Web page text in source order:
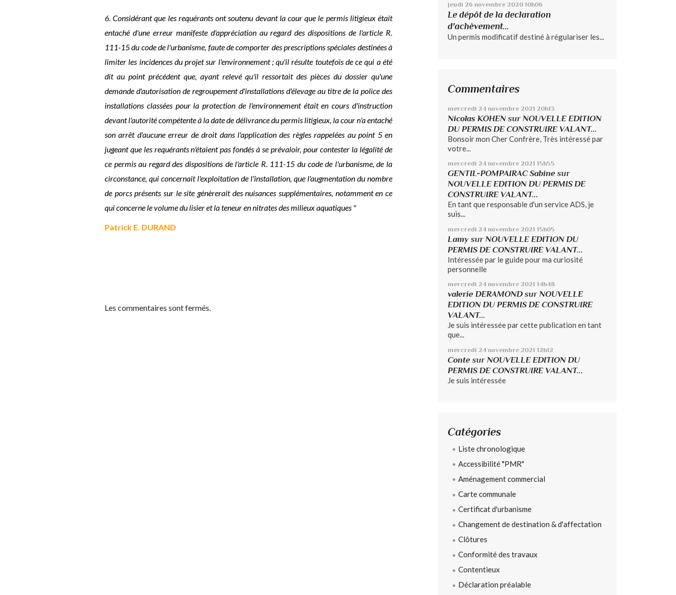
6. Considérant que les requérants ont soutenu devant la cour que le permis litigieux était
entaché d'une erreur manifeste d'appréciation au regard des dispositions de l'article R.
111-15 du code de l'urbanisme, faute de comporter des prescriptions spéciales destinées à
limiter les incidences du projet sur l'environnement ; qu'il résulte toutefois de ce qui a été
dit au point précédent que, ayant relevé qu'il ressortait des pièces du dossier qu'une
demande d'autorisation de regroupement d'installations d'élevage au titre de la police des
installations classées pour la protection de l'environnement était en cours d'instruction
devant l'autorité compétente à la date de délivrance du permis litigieux, la cour n'a entaché
son arrêt d'aucune erreur de droit dans l'application des règles rappelées au point 5 en
jugeant que les requérants n'étaient pas fondés à se prévaloir, pour contester la légalité de
ce permis au regard des dispositions de l'article R. 111-15 du code de l'urbanisme, de la
circonstance, qui concernait l'exploitation de l'installation, que l'augmentation du nombre
de porcs présents sur le site génèrerait des nuisances supplémentaires, notamment en ce
qui concerne le volume du lisier et la teneur en nitrates des milieux aquatiques "
Patrick E. DURAND
Les commentaires sont fermés.
jeudi 26 novembre 2020 10h06
Le dépôt de la declaration
d'achèvement...
Un permis modificatif destiné à régulariser les...
Commentaires
mercredi 24 novembre 2021 20h13
Nicolas KOHEN sur NOUVELLE EDITION
DU PERMIS DE CONSTRUIRE VALANT...
Bonsoir mon Cher Confrère, Très intéressé par
votre...
mercredi 24 novembre 2021 15h55
GENTIL-POMPAIRAC Sabine sur
NOUVELLE EDITION DU PERMIS DE
CONSTRUIRE VALANT...
En tant que responsable d'un service ADS, je
suis...
mercredi 24 novembre 2021 15h05
Lamy sur NOUVELLE EDITION DU
PERMIS DE CONSTRUIRE VALANT...
Intéressée par le guide pour ma curiosité
personnelle
mercredi 24 novembre 2021 14h48
valerie DERAMOND sur NOUVELLE
EDITION DU PERMIS DE CONSTRUIRE
VALANT...
Je suis intéressée par cette publication en tant
que...
mercredi 24 novembre 2021 12h12
Conte sur NOUVELLE EDITION DU
PERMIS DE CONSTRUIRE VALANT...
Je suis intéressée
Catégories
Liste chronologique
Accessibilité "PMR"
Aménagement commercial
Carte communale
Certificat d'urbanisme
Changement de destination & d'affectation
Clôtures
Conformité des travaux
Contentieux
Déclaration préalable